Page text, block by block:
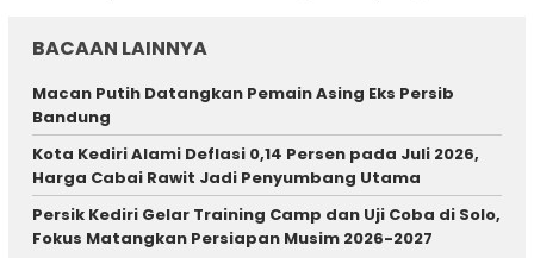
BACAAN LAINNYA
Macan Putih Datangkan Pemain Asing Eks Persib
Bandung
Kota Kediri Alami Deflasi 0,14 Persen pada Juli 2026,
Harga Cabai Rawit Jadi Penyumbang Utama
Persik Kediri Gelar Training Camp dan Uji Coba di Solo,
Fokus Matangkan Persiapan Musim 2026-2027